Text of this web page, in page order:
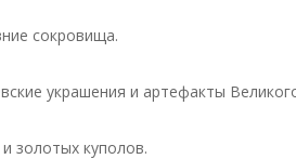
сокровища.
украшения и артефакты
золотых куполов.